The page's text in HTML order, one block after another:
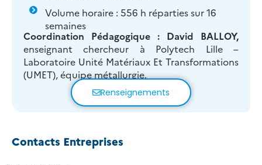
Volume horaire : 556 h réparties sur 16
semaines
Coordination Pédagogique : David BALLOY,
enseignant chercheur à Polytech Lille –
Laboratoire Unité Matériaux Et Transformations
(UMET), équipe métallurgie.
Renseignements
Contacts Entreprises